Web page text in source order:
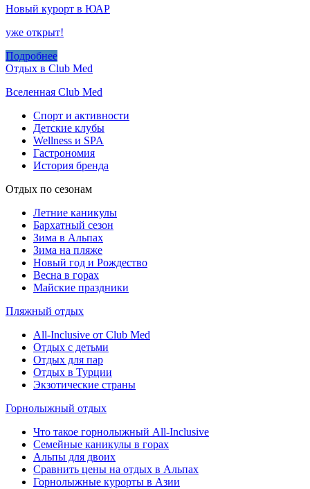
Новый курорт в ЮАР
уже открыт!
Подробнее
Отдых в Club Med
Вселенная Club Med
Спорт и активности
Детские клубы
Wellness и SPA
Гастрономия
История бренда
Отдых по сезонам
Летние каникулы
Бархатный сезон
Зима в Альпах
Зима на пляже
Новый год и Рождество
Весна в горах
Майские праздники
Пляжный отдых
All-Inclusive от Club Med
Отдых с детьми
Отдых для пар
Отдых в Турции
Экзотические страны
Горнолыжный отдых
Что такое горнолыжный All-Inclusive
Семейные каникулы в горах
Альпы для двоих
Сравнить цены на отдых в Альпах
Горнолыжные курорты в Азии